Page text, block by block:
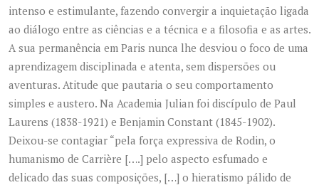
intenso e estimulante, fazendo convergir a inquietação ligada
ao diálogo entre as ciências e a técnica e a filosofia e as artes.
A sua permanência em Paris nunca lhe desviou o foco de uma
aprendizagem disciplinada e atenta, sem dispersões ou
aventuras. Atitude que pautaria o seu comportamento
simples e austero. Na Academia Julian foi discípulo de Paul
Laurens (1838-1921) e Benjamin Constant (1845-1902).
Deixou-se contagiar “pela força expressiva de Rodin, o
humanismo de Carrière [….] pelo aspecto esfumado e
delicado das suas composições, […] o hieratismo pálido de